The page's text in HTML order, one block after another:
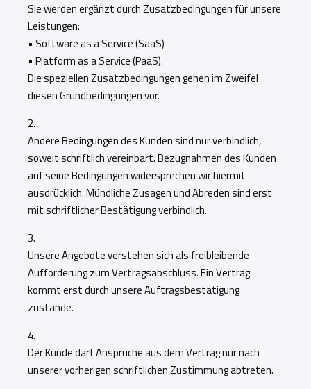
Sie werden ergänzt durch Zusatzbedingungen für unsere
Leistungen:
• Software as a Service (SaaS)
• Platform as a Service (PaaS).
Die speziellen Zusatzbedingungen gehen im Zweifel
diesen Grundbedingungen vor.
2.
Andere Bedingungen des Kunden sind nur verbindlich,
soweit schriftlich vereinbart. Bezugnahmen des Kunden
auf seine Bedingungen widersprechen wir hiermit
ausdrücklich. Mündliche Zusagen und Abreden sind erst
mit schriftlicher Bestätigung verbindlich.
3.
Unsere Angebote verstehen sich als freibleibende
Aufforderung zum Vertragsabschluss. Ein Vertrag
kommt erst durch unsere Auftragsbestätigung
zustande.
4.
Der Kunde darf Ansprüche aus dem Vertrag nur nach
unserer vorherigen schriftlichen Zustimmung abtreten.